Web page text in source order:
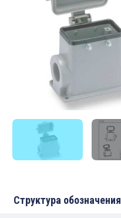
Структура обозначения